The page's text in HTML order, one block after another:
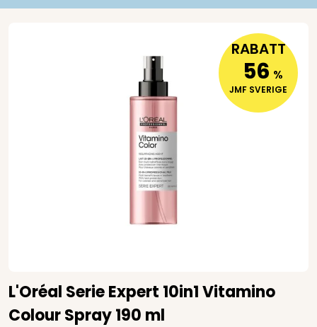
RABATT
56 %
JMF SVERIGE
L'Oréal Serie Expert 10in1 Vitamino
Colour Spray 190 ml